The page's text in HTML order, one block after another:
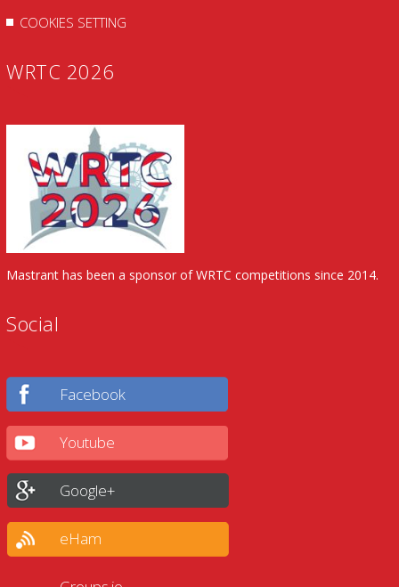
COOKIES SETTING
WRTC 2026
Mastrant has been a sponsor of WRTC competitions since 2014.
Social
Facebook
Youtube
Google+
eHam